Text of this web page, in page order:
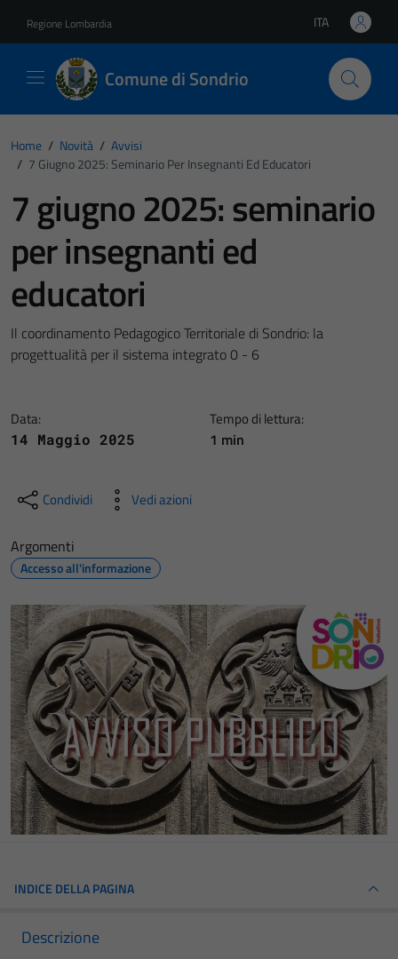
Regione Lombardia Lingua attiva:
ITA
Comune di Sondrio
Home / Novità / Avvisi
/ 7 Giugno 2025: Seminario Per Insegnanti Ed Educatori
7 giugno 2025: seminario
per insegnanti ed
educatori
Il coordinamento Pedagogico Territoriale di Sondrio: la
progettualità per il sistema integrato 0 - 6
Data:
14 Maggio 2025
Tempo di lettura:
1 min
Condividi Vedi azioni
Argomenti
Accesso all'informazione
INDICE DELLA PAGINA
Descrizione